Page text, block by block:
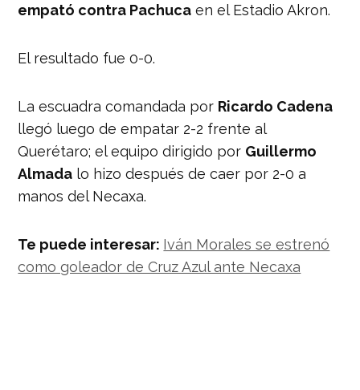
empató contra Pachuca en el Estadio Akron.
El resultado fue 0-0.
La escuadra comandada por Ricardo Cadena
llegó luego de empatar 2-2 frente al
Querétaro; el equipo dirigido por Guillermo
Almada lo hizo después de caer por 2-0 a
manos del Necaxa.
Te puede interesar: Iván Morales se estrenó
como goleador de Cruz Azul ante Necaxa